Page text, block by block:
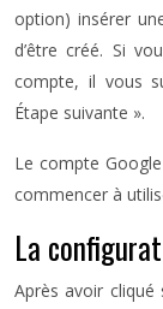
option) insérer
d’être créé. Si
compte, il vous
Étape suivante ».
Le compte
commencer à
La
Après avoir